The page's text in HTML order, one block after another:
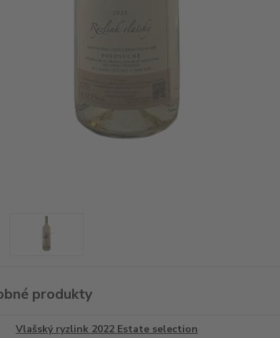
produkty
Vlašský ryzlink 2022 Estate selection